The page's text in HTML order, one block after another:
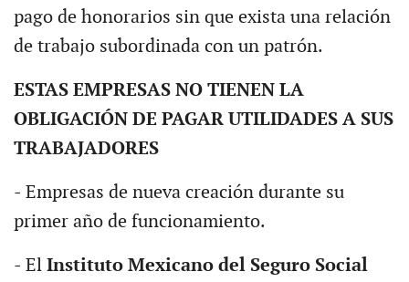
pago de honorarios sin que exista una relación
de trabajo subordinada con un patrón.
ESTAS EMPRESAS NO TIENEN LA
OBLIGACIÓN DE PAGAR UTILIDADES A SUS
TRABAJADORES
- Empresas de nueva creación durante su
primer año de funcionamiento.
- El Instituto Mexicano del Seguro Social